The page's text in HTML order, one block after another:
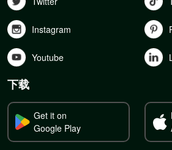
Instagram
Youtube
下载
Get it on
Google Play